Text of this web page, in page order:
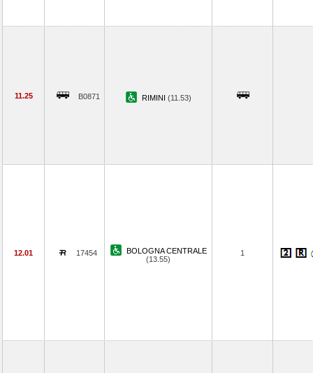
11.25 B0871 RIMINI (11.53)
12.01 17454
BOLOGNA CENTRALE
(13.55)
1